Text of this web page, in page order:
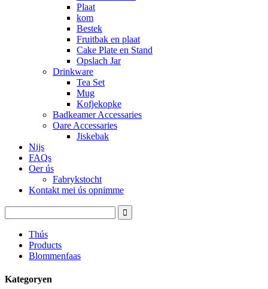
Plaat
kom
Bestek
Fruitbak en plaat
Cake Plate en Stand
Opslach Jar
Drinkware
Tea Set
Mug
Kofjekopke
Badkeamer Accessaries
Oare Accessaries
Jiskebak
Nijs
FAQs
Oer ús
Fabrykstocht
Kontakt mei ús opnimme
Thús
Products
Blommenfaas
Kategoryen